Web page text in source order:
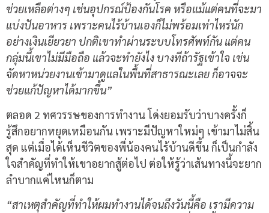
ช่วยเหลือต่างๆ เช่นอุปกรณ์ป้องกันโรค หรือแม้แต่คนที่จะมา
แบ่งปันอาหาร เพราะคนไร้บ้านเองก็ไม่พร้อมเท่าไหร่นัก
อย่างเงินเยียวยา ปกติเขาทำผ่านระบบโทรศัพท์กัน แต่คน
กลุ่มนี้เขาไม่มีมือถือ แล้วจะทำยังไง บางทีถ้ารัฐเข้าใจ เช่น
จัดหาหน่วยงานเข้ามาดูแลในพื้นที่สาธารณะเลย ก็อาจจะ
ช่วยแก้ปัญหาได้มากขึ้น”
ตลอด 2 ทศวรรษของการทำงาน โด่งยอมรับว่าบางครั้งก็
รู้สึกอยากหยุดเหมือนกัน เพราะมีปัญหาใหม่ๆ เข้ามาไม่สิ้น
สุด แต่เมื่อได้เห็นชีวิตของพี่น้องคนไร้บ้านดีขึ้น ก็เป็นกำลัง
ใจสำคัญที่ทำให้เขาอยากสู้ต่อไป ต่อให้รู้ว่าเส้นทางนี้จะยาก
ลำบากแค่ไหนก็ตาม
“สาเหตุสำคัญที่ทำให้ผมทำงานได้จนถึงวันนี้คือ เรามีความ